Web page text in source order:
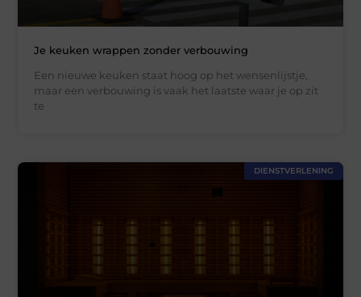
Je keuken wrappen zonder verbouwing
Een nieuwe keuken staat hoog op het wensenlijstje,
maar een verbouwing is vaak het laatste waar je op zit
te
DIENSTVERLENING